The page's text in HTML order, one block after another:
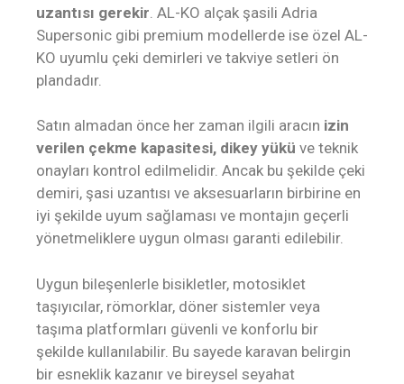
uzantısı gerekir . AL-KO alçak şasili Adria
Supersonic gibi premium modellerde ise özel AL-
KO uyumlu çeki demirleri ve takviye setleri ön
plandadır.
Satın almadan önce her zaman ilgili aracın izin
verilen çekme kapasitesi, dikey yükü ve teknik
onayları kontrol edilmelidir. Ancak bu şekilde çeki
demiri, şasi uzantısı ve aksesuarların birbirine en
iyi şekilde uyum sağlaması ve montajın geçerli
yönetmeliklere uygun olması garanti edilebilir.
Uygun bileşenlerle bisikletler, motosiklet
taşıyıcılar, römorklar, döner sistemler veya
taşıma platformları güvenli ve konforlu bir
şekilde kullanılabilir. Bu sayede karavan belirgin
bir esneklik kazanır ve bireysel seyahat